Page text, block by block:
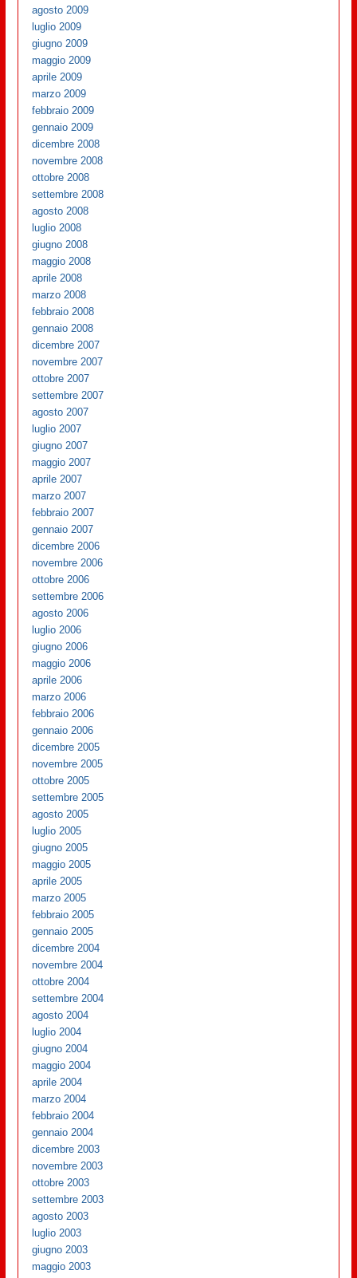
agosto 2009
luglio 2009
giugno 2009
maggio 2009
aprile 2009
marzo 2009
febbraio 2009
gennaio 2009
dicembre 2008
novembre 2008
ottobre 2008
settembre 2008
agosto 2008
luglio 2008
giugno 2008
maggio 2008
aprile 2008
marzo 2008
febbraio 2008
gennaio 2008
dicembre 2007
novembre 2007
ottobre 2007
settembre 2007
agosto 2007
luglio 2007
giugno 2007
maggio 2007
aprile 2007
marzo 2007
febbraio 2007
gennaio 2007
dicembre 2006
novembre 2006
ottobre 2006
settembre 2006
agosto 2006
luglio 2006
giugno 2006
maggio 2006
aprile 2006
marzo 2006
febbraio 2006
gennaio 2006
dicembre 2005
novembre 2005
ottobre 2005
settembre 2005
agosto 2005
luglio 2005
giugno 2005
maggio 2005
aprile 2005
marzo 2005
febbraio 2005
gennaio 2005
dicembre 2004
novembre 2004
ottobre 2004
settembre 2004
agosto 2004
luglio 2004
giugno 2004
maggio 2004
aprile 2004
marzo 2004
febbraio 2004
gennaio 2004
dicembre 2003
novembre 2003
ottobre 2003
settembre 2003
agosto 2003
luglio 2003
giugno 2003
maggio 2003